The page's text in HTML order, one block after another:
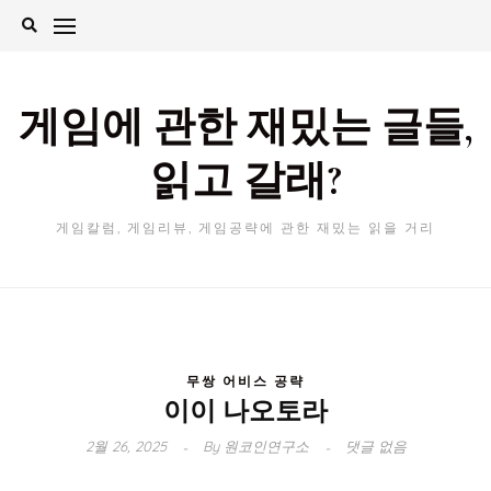
Skip
게임에 관한 재밌는 글들,
읽고 갈래?
게임칼럼, 게임리뷰, 게임공략에 관한 재밌는 읽을 거리
무쌍 어비스 공략
이이 나오토라
2월 26, 2025 By원코인연구소 댓글 없음